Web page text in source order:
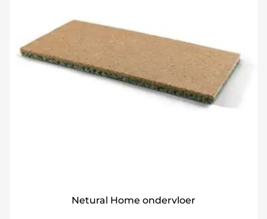
Netural Home ondervloer